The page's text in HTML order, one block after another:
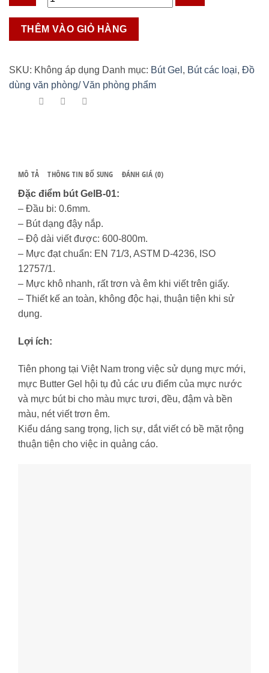
Bút
Thiên
Long
GEL-
THÊM VÀO GIỎ HÀNG
SKU: Không áp dụng Danh mục: Bút Gel , Bút các loại, Đồ
dùng văn phòng/ Văn phòng phẩm
MÔ TẢ THÔNG TIN BỔ SUNG ĐÁNH GIÁ (0)
Đặc điểm bút GelB-01:
– Đầu bi: 0.6mm.
– Bút dạng đậy nắp.
– Độ dài viết được: 600-800m.
– Mực đạt chuẩn: EN 71/3, ASTM D-4236, ISO
12757/1.
– Mực khô nhanh, rất trơn và êm khi viết trên giấy.
– Thiết kế an toàn, không độc hại, thuận tiện khi sử
dụng.
Lợi ích:
Tiên phong tại Việt Nam trong việc sử dụng mực mới,
mực Butter Gel hội tụ đủ các ưu điểm của mực nước
và mực bút bi cho màu mực tươi, đều, đậm và bền
màu, nét viết trơn êm.
Kiểu dáng sang trọng, lịch sự, dắt viết có bề mặt rộng
thuận tiện cho việc in quảng cáo.